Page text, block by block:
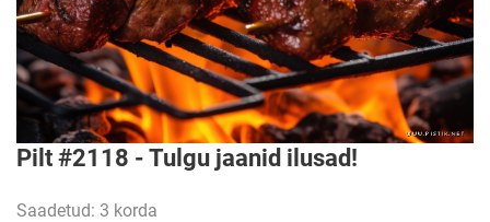
Pilt #2118 - Tulgu jaanid ilusad!
Saadetud: 3 korda